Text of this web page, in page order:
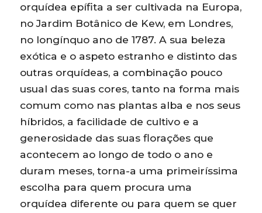
orquídea epífita a ser cultivada na Europa,
no Jardim Botânico de Kew, em Londres,
no longínquo ano de 1787. A sua beleza
exótica e o aspeto estranho e distinto das
outras orquídeas, a combinação pouco
usual das suas cores, tanto na forma mais
comum como nas plantas alba e nos seus
híbridos, a facilidade de cultivo e a
generosidade das suas florações que
acontecem ao longo de todo o ano e
duram meses, torna-a uma primeiríssima
escolha para quem procura uma
orquídea diferente ou para quem se quer